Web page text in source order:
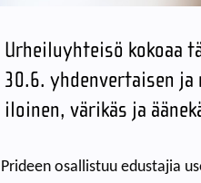
Urheiluyhteisö kokoaa
30.6. yhdenvertaisen
iloinen, värikäs ja
Prideen osallistuu edustajia